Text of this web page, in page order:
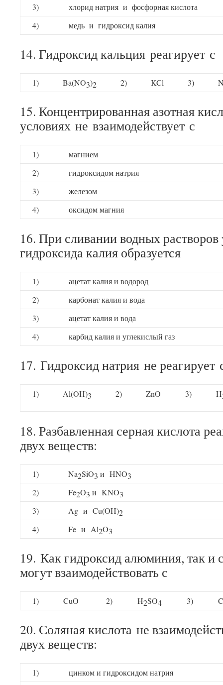
3)
хлорид натрия и фосфорная кислота
4)
медь и гидроксид калия
14. Гидроксид кальция реагирует с
1) Ba(NO3)2 2) KCl 3)
15. Концентрированная азотная
условиях не взаимодействует с
1)
магнием
2)
гидроксидом натрия
3)
железом
4)
оксидом магния
16. При сливании водных
гидроксида калия образуется
1)
ацетат калия и водород
2)
карбонат калия и вода
3)
ацетат калия и вода
4)
карбид калия и углекислый газ
17. Гидроксид натрия не реагирует
1) Al(OH)3 2) ZnO 3) H
18. Разбавленная серная кислота
двух веществ:
1) Na2SiO3 и HNO3
2)
Fe2O3 и KNO3
3)
Ag и Cu(OH)2
4)
Fe и Al2O3
19. Как гидроксид алюминия, так и
могут взаимодействовать с
1) CuO 2) H2SO4 3)
20. Соляная кислота не
двух веществ:
1)
цинком и гидроксидом натрия